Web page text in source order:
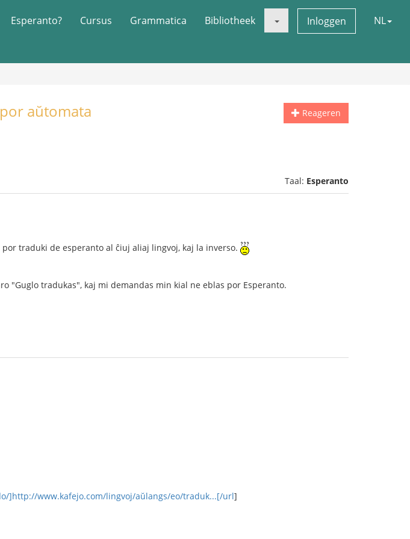
Esperanto? Cursus Grammatica Bibliotheek Inloggen NL
Reageren
aŭtomata
Taal: Esperanto
traduki de esperanto al ĉiuj aliaj lingvoj, kaj la inverso.
"Guglo tradukas", kaj mi demandas min kial ne eblas por Esperanto.
]http://www.kafejo.com/lingvoj/aŭlangs/eo/traduk...[/url]